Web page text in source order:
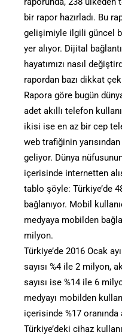
bir rapor hazırladı. Bu
gelişimiyle ilgili güncel
yer alıyor. Dijital
hayatımızı nasıl
rapordan bazı dikkat
Rapora göre bugün
adet akıllı telefon
ikisi ise en az bir cep
web trafiğinin
geliyor. Dünya
içerisinde internetten
tablo şöyle: Türkiye’de
bağlanıyor. Mobil
medyaya mobilden
milyon.
Türkiye’de 2016 Ocak
sayısı %4 ile 2 milyon,
sayısı ise %14 ile 6
medyayı mobilden
içerisinde %17 oranında
Türkiye’deki cihaz